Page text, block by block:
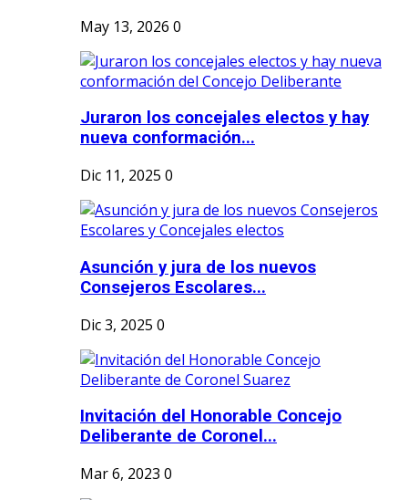
May 13, 2026 0
Juraron los concejales electos y hay
nueva conformación...
Dic 11, 2025 0
Asunción y jura de los nuevos
Consejeros Escolares...
Dic 3, 2025 0
Invitación del Honorable Concejo
Deliberante de Coronel...
Mar 6, 2023 0